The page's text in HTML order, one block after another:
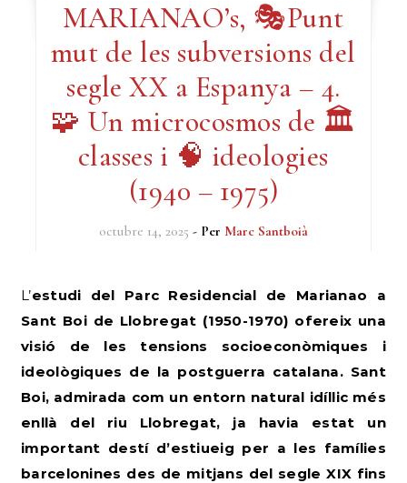
MARIANAO’s, 🎭Punt
mut de les subversions del
segle XX a Espanya – 4.
🧩 Un microcosmos de 🏛️
classes i 🧠 ideologies
(1940 – 1975)
octubre 14, 2025 - Per Marc Santboià
L’estudi del Parc Residencial de Marianao a
Sant Boi de Llobregat (1950-1970) ofereix una
visió de les tensions socioeconòmiques i
ideològiques de la postguerra catalana. Sant
Boi, admirada com un entorn natural idíl·lic més
enllà del riu Llobregat, ja havia estat un
important destí d’estiueig per a les famílies
barcelonines des de mitjans del segle XIX fins